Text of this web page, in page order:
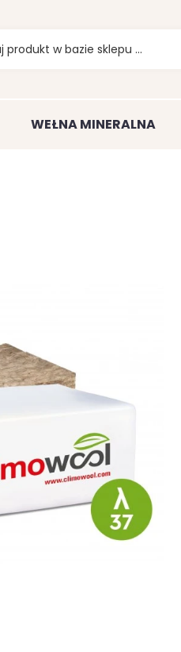
WEŁNA MINERALNA